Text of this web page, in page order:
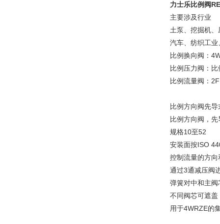
力士乐比例阀
主要涉及行业
土泵、挖掘机
汽车、纺织工
比例换向阀：
比例压力阀：
比例流量阀：
比例方向阀先
比例方向阀，
规格10至52
安装面按ISO
控制流量的方向
通过3通减压阀
弹簧对中和主
不同阀芯可遮盖
用于4WRZE的